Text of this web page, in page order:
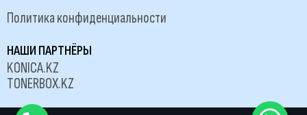
Политика конфиденциальности
НАШИ ПАРТНЁРЫ
KONICA.KZ
TONERBOX.KZ